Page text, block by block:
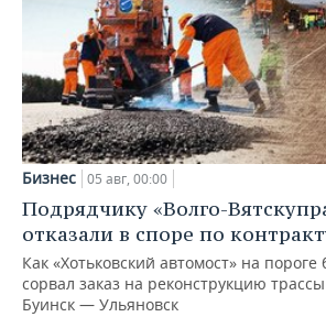
Бизнес 05 авг, 00:00
Подрядчику «Волго-
отказали в споре по
Как «Хотьковский автомост» на пороге
сорвал заказ на реконструкцию
Буинск — Ульяновск